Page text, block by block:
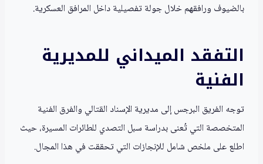
بالضيوف ورافقهم خلال جولة تفصيلية داخل المرافق العسكرية.
التفقد الميداني للمديرية
الفنية
توجه الفريق البرجس إلى مديرية الإسناد القتالي والفرق الفنية
المتخصصة التي تُعنى بدراسة سبل التصدي للطائرات المسيرة، حيث
اطلع على ملخص شامل للإنجازات التي تحققت في هذا المجال.